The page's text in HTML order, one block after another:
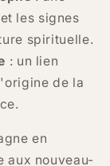
les signes
spirituelle.
: un lien
de la
en
aux nouveau-